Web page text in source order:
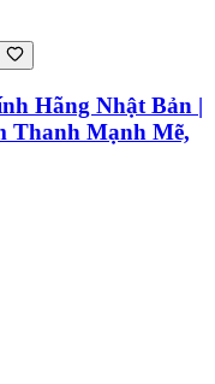
Hãng Nhật Bản |
Thanh Mạnh Mẽ,